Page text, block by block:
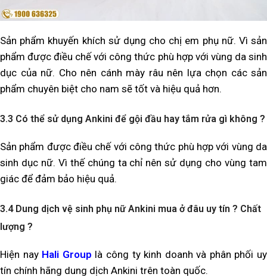
Sản phẩm khuyến khích sử dụng cho chị em phụ nữ. Vì sản
phẩm được điều chế với công thức phù hợp với vùng da sinh
dục của nữ. Cho nên cánh mày râu nên lựa chọn các sản
phẩm chuyên biệt cho nam sẽ tốt và hiệu quả hơn.
3.3 Có thể sử dụng Ankini để gội đầu hay tắm rửa gì không ?
Sản phẩm được điều chế với công thức phù hợp với vùng da
sinh dục nữ. Vì thế chúng ta chỉ nên sử dụng cho vùng tam
giác để đảm bảo hiệu quả.
3.4 Dung dịch vệ sinh phụ nữ Ankini mua ở đâu uy tín ? Chất
lượng ?
Hiện nay Hali Group là công ty kinh doanh và phân phối uy
tín chính hãng dung dịch Ankini trên toàn quốc.